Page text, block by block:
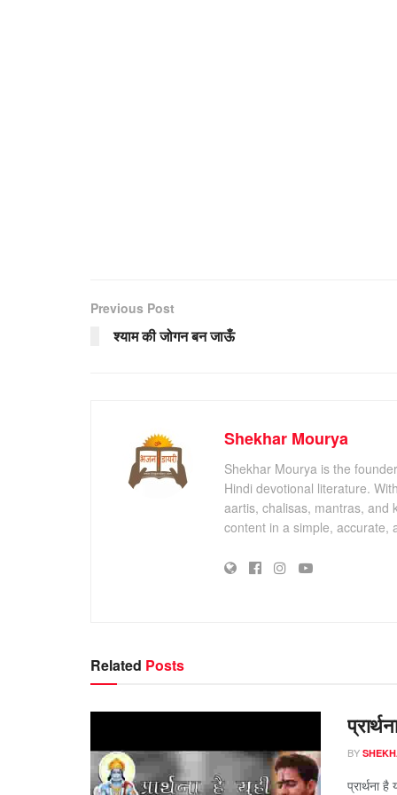
Previous Post
श्याम की जोगन बन जाऊँ
Shekhar Mourya
Shekhar Mourya is the
Hindi devotional literature.
aartis, chalisas, mantras, and
content in a simple, accurate,
Related Posts
BY
प्रार्थना